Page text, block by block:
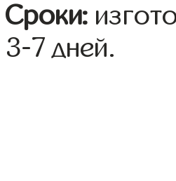
Сроки:
3-7 дней.